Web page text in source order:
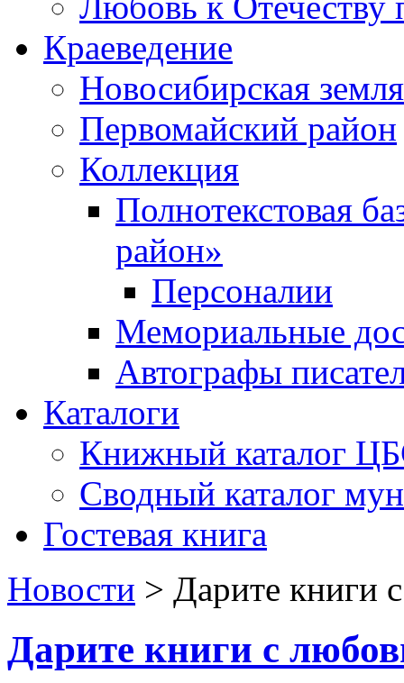
Краеведение
Новосибирская земля
Первомайский район
Коллекция
Полнотекстовая
район»
Персоналии
Мемориальные
Автографы
Каталоги
Книжный каталог
Сводный каталог
Гостевая книга
Новости > Дарите книги
Дарите книги с